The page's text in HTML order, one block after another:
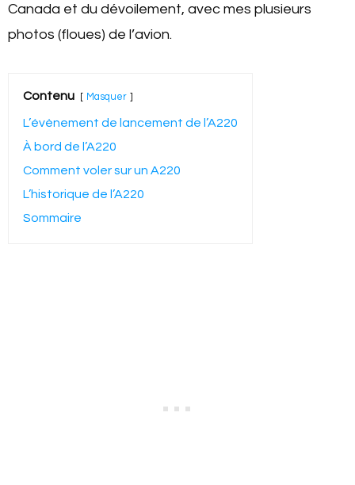
Canada et du dévoilement, avec mes plusieurs
photos (floues) de l’avion.
Contenu Masquer
L’évènement de lancement de l’A220
À bord de l’A220
Comment voler sur un A220
L’historique de l’A220
Sommaire